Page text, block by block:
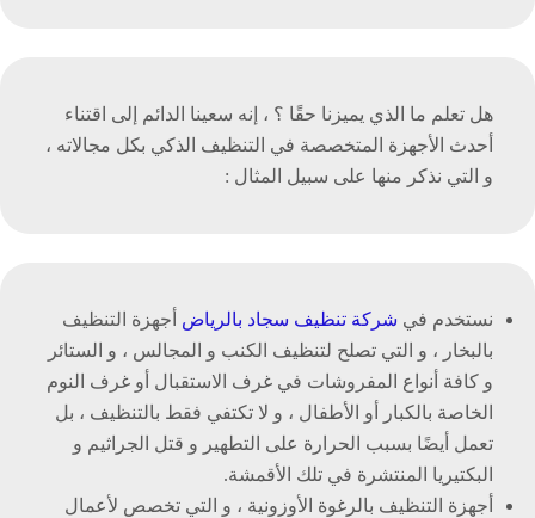
هل تعلم ما الذي يميزنا حقًا ؟ ، إنه سعينا الدائم إلى اقتناء
أحدث الأجهزة المتخصصة في التنظيف الذكي بكل مجالاته ،
و التي نذكر منها على سبيل المثال :
نستخدم في شركة تنظيف سجاد بالرياض أجهزة التنظيف
بالبخار ، و التي تصلح لتنظيف الكنب و المجالس ، و الستائر
و كافة أنواع المفروشات في غرف الاستقبال أو غرف النوم
الخاصة بالكبار أو الأطفال ، و لا تكتفي فقط بالتنظيف ، بل
تعمل أيضًا بسبب الحرارة على التطهير و قتل الجراثيم و
البكتيريا المنتشرة في تلك الأقمشة.
أجهزة التنظيف بالرغوة الأوزونية ، و التي تخصص لأعمال